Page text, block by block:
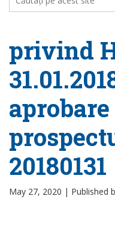
privind
20180131
May 27, 2020 | Published